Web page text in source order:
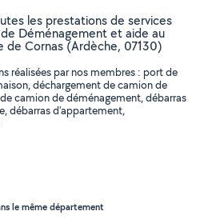
les prestations de services
Déménagement et aide au
de Cornas (Ardèche, 07130)
réalisées par nos membres : port de
déchargement de camion de
camion de déménagement, débarras
débarras d'appartement,
le même département